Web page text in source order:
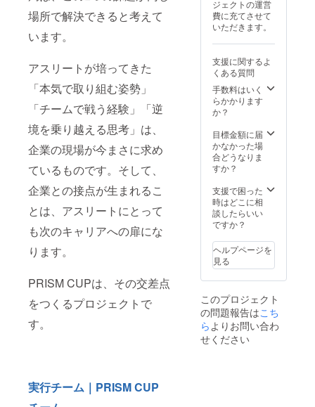
場所で解決できると考えて
います。
アスリートが培ってきた
「本気で取り組む姿勢」
「チームで戦う経験」「逆
境を乗り越える思考」は、
企業の現場が今まさに求め
ているものです。そして、
企業との接点が生まれるこ
とは、アスリートにとって
も次のキャリアへの扉にな
ります。
PRISM CUPは、その交差点
をつくるプロジェクトで
す。
実行チーム｜PRISM CUP
費：各自でご負
担ください ・運
営側で参加企業
の最終調整をさ
せていただく場
合があります ※
参加者管理のた
め、支援時の
メッセージ欄に
以下をご記入く
名 ・代表者氏
名 ・参加予定
人数 ・ご担当
者連絡先
ルでご連絡いた
します ※支援時
の備考欄に「会
社名・担当者
名・ご連絡先」
をご記入くださ
い。 ※詳細は
メッセージにて
お問い合わせく
ださい。
ジェクトの運営
費に充てさせて
いただきます。
支援に関するよ
くある質問
手数料はいく
らかかります
か？
目標金額に届
かなかった場
合どうなりま
すか？
支援で困った
時はどこに相
談したらいい
ですか？
ヘルプページを
見る
このプロジェクト
の問題報告はこち
らよりお問い合わ
せください